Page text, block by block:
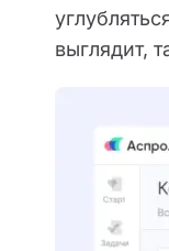
выглядит,